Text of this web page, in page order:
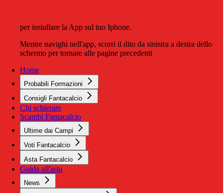
per installare la App sul tuo Iphone.
Mentre navighi nell'app, scorri il dito da sinistra a destra dello
schermo per tornare alle pagine precedenti
Home
Probabili Formazioni
Consigli Fantacalcio
Chi schierare
Scambi Fantacalcio
Ultime dai Campi
Voti Fantacalcio
Asta Fantacalcio
Guida all'asta
News